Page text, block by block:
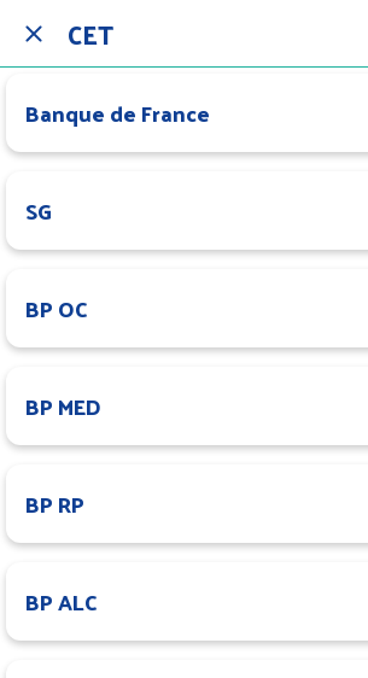
CET
Banque de France
SG
BP OC
BP MED
BP RP
BP ALC